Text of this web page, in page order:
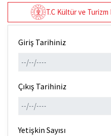
T.C Kültür ve Turizm
Giriş Tarihiniz
Çıkış Tarihiniz
Yetişkin Sayısı